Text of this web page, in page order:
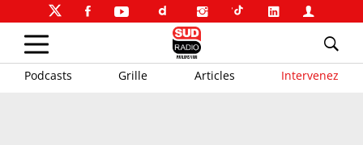
Podcasts Grille Articles Intervenez